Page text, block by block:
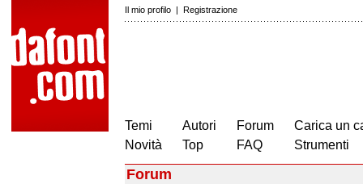
Il mio profilo | Registrazione
Temi
Novità
Autori
Top
Forum
FAQ
Carica un
Strumenti
Forum